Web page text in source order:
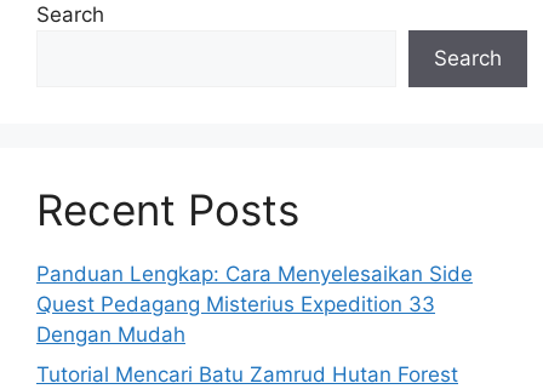
Search
Search
Recent Posts
Panduan Lengkap: Cara Menyelesaikan Side
Quest Pedagang Misterius Expedition 33
Dengan Mudah
Tutorial Mencari Batu Zamrud Hutan Forest